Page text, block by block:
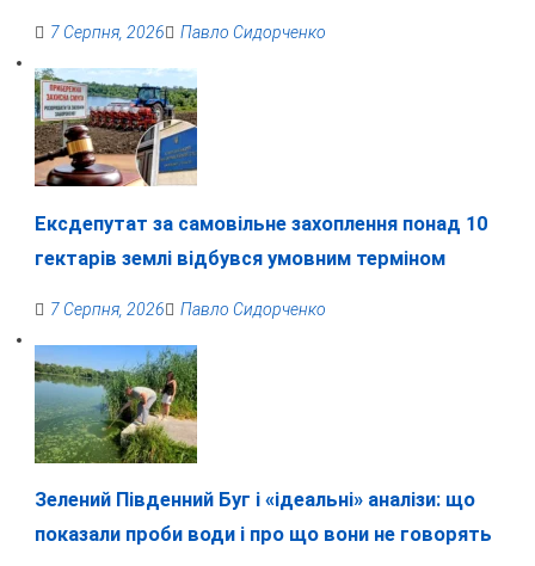
7 Серпня, 2026 Павло Сидорченко
Ексдепутат за самовільне захоплення понад 10
гектарів землі відбувся умовним терміном
7 Серпня, 2026 Павло Сидорченко
Зелений Південний Буг і «ідеальні» аналізи: що
показали проби води і про що вони не говорять